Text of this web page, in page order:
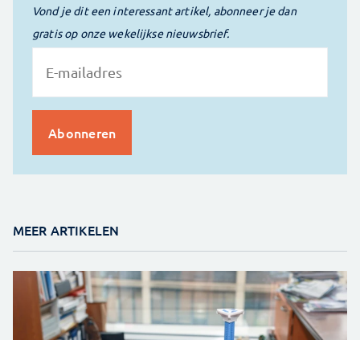
Vond je dit een interessant artikel, abonneer je dan
gratis op onze wekelijkse nieuwsbrief.
MEER ARTIKELEN